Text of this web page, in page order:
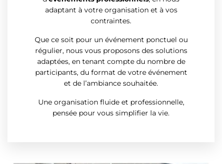
adaptant à votre organisation et à vos
contraintes.
Que ce soit pour un événement ponctuel ou
régulier, nous vous proposons des solutions
adaptées, en tenant compte du nombre de
participants, du format de votre événement
et de l’ambiance souhaitée.
Une organisation fluide et professionnelle,
pensée pour vous simplifier la vie.